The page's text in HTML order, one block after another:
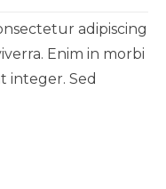
adipiscing
Enim in morbi
Sed